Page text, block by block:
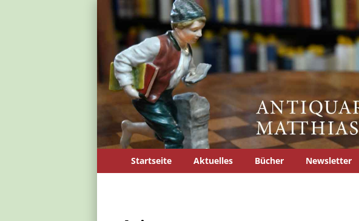
Startseite Aktuelles Bücher Newsletter